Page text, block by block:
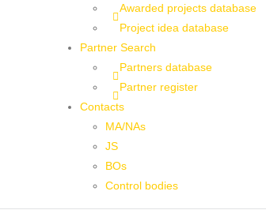
Awarded projects database
Project idea database
Partner Search
Partners database
Partner register
Contacts
MA/NAs
JS
BOs
Control bodies